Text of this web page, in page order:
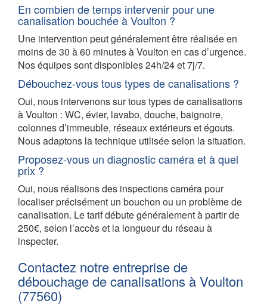
En combien de temps intervenir pour une
canalisation bouchée à Voulton ?
Une intervention peut généralement être réalisée en
moins de 30 à 60 minutes à Voulton en cas d’urgence.
Nos équipes sont disponibles 24h/24 et 7j/7.
Débouchez-vous tous types de canalisations ?
Oui, nous intervenons sur tous types de canalisations
à Voulton : WC, évier, lavabo, douche, baignoire,
colonnes d’immeuble, réseaux extérieurs et égouts.
Nous adaptons la technique utilisée selon la situation.
Proposez-vous un diagnostic caméra et à quel
prix ?
Oui, nous réalisons des inspections caméra pour
localiser précisément un bouchon ou un problème de
canalisation. Le tarif débute généralement à partir de
250€, selon l’accès et la longueur du réseau à
inspecter.
Contactez notre entreprise de
débouchage de canalisations à Voulton
(77560)